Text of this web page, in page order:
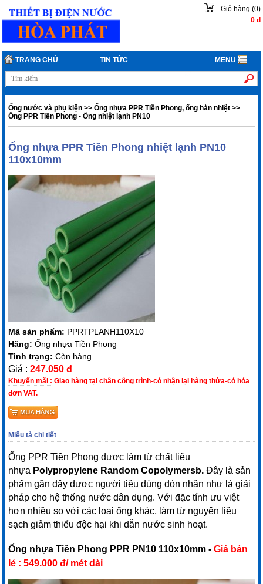
Giỏ hàng (0)
0đ
TRANG CHỦ TIN TỨC MENU
Ống nước và phụ kiện >>Ống nhựa PPR Tiền Phong, ống hàn nhiệt >>
Ống PPR Tiền Phong - Ống nhiệt lạnh PN10
Ống nhựa PPR Tiền Phong nhiệt lạnh PN10
110x10mm
Mã sản phẩm: PPRTPLANH110X10
Hãng:Ống nhựa Tiền Phong
Tình trạng:Còn hàng
Giá :247.050 đ
Khuyến mãi : Giao hàng tại chân công trình-có nhận lại hàng thừa-có hóa
đơn VAT.
Miêu tả chi tiết
Ống PPR Tiền Phong được làm từ chất liệu
nhựa Polypropylene Random Copolymersb.Đây là sản
phẩm gần đây được người tiêu dùng đón nhận như là giải
pháp cho hệ thống nước dân dụng. Với đặc tính ưu việt
hơn nhiều so với các loại ống khác, làm từ nguyên liệu
sạch giảm thiểu độc hại khi dẫn nước sinh hoạt.
Ống nhựa Tiền Phong PPR PN10 110x10mm -Giá bán
lẻ : 549.000 đ/ mét dài